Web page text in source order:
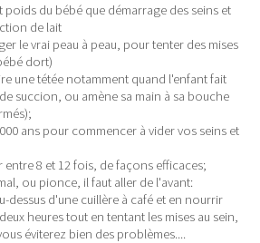
poids du bébé que démarrage des seins et
de lait
le vrai peau à peau, pour tenter des mises
dort)
une tétée notamment quand l'enfant fait
succion, ou amène sa main à sa bouche
ans pour commencer à vider vos seins et
8 et 12 fois, de façons efficaces;
ou pionce, il faut aller de l'avant:
dessus d'une cuillère à café et en nourrir
heures tout en tentant les mises au sein,
éviterez bien des problèmes....